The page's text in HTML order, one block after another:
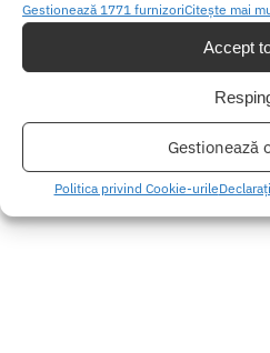
Gestionează 1771 furnizoriCitește mai
Accept
Gestionează
Politica privind Cookie-urile
SKU:
Stimulatoare clitoris
Stimulator
Produse similare